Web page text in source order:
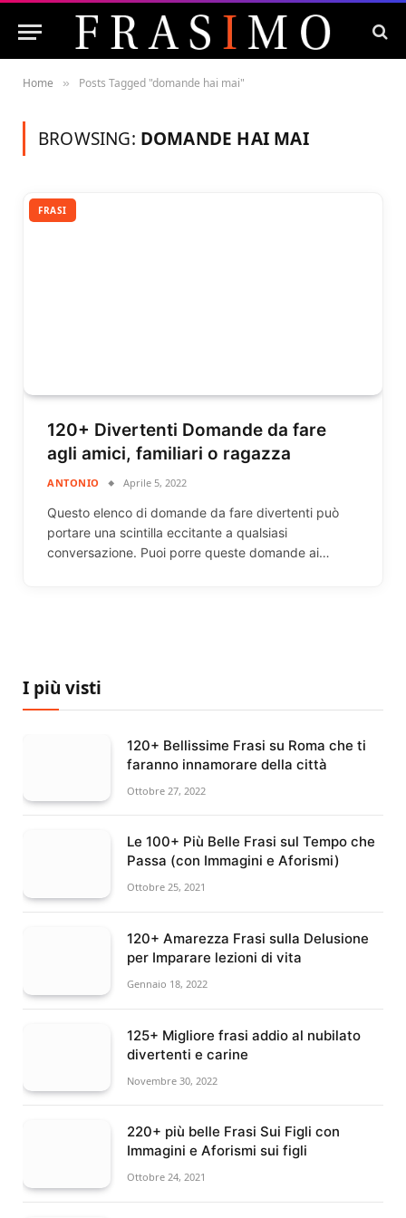
Home » Posts Tagged "domande hai mai"
BROWSING: DOMANDE HAI MAI
FRASI
120+ Divertenti Domande da fare
agli amici, familiari o ragazza
ANTONIO Aprile 5, 2022
Questo elenco di domande da fare divertenti può
portare una scintilla eccitante a qualsiasi
conversazione. Puoi porre queste domande ai…
I più visti
120+ Bellissime Frasi su Roma che ti
faranno innamorare della città
Ottobre 27, 2022
Le 100+ Più Belle Frasi sul Tempo che
Passa (con Immagini e Aforismi)
Ottobre 25, 2021
120+ Amarezza Frasi sulla Delusione
per Imparare lezioni di vita
Gennaio 18, 2022
125+ Migliore frasi addio al nubilato
divertenti e carine
Novembre 30, 2022
220+ più belle Frasi Sui Figli con
Immagini e Aforismi sui figli
Ottobre 24, 2021